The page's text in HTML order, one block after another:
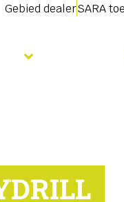
Gebied dealerSARA